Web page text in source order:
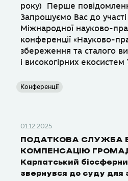
року) Перше
Запрошуємо Вас до участі
Міжнародної науково-
конференції «Науково-
збереження та сталого
і високогірних
Конференції
01.12.2025
ПОДАТКОВА СЛУЖБА
КОМПЕНСАЦІЮ
Карпатський
звернувся до суду для